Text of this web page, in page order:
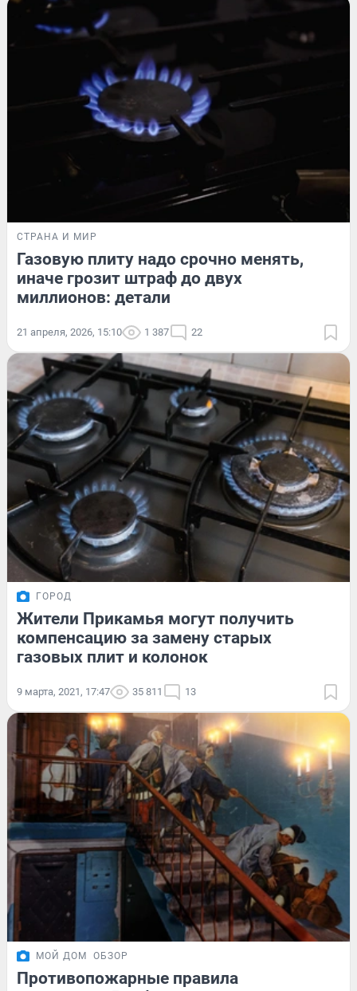
СТРАНА И МИР
Газовую плиту надо срочно менять,
иначе грозит штраф до двух
миллионов: детали
21 апреля, 2026, 15:10 1 387 22
ГОРОД
Жители Прикамья могут получить
компенсацию за замену старых
газовых плит и колонок
9 марта, 2021, 17:47 35 811 13
МОЙ ДОМ ОБЗОР
Противопожарные правила